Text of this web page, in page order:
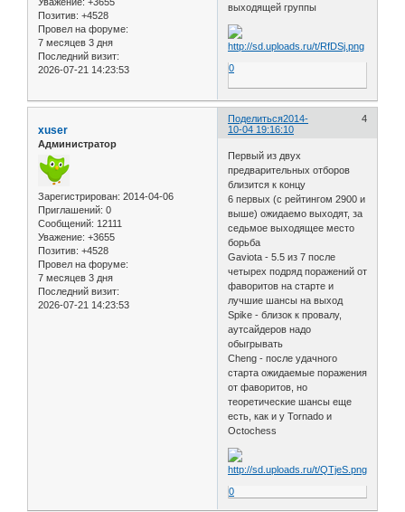
Позитив: +4528
Провел на форуме:
7 месяцев 3 дня
Последний визит:
2026-07-21 14:23:53
выходящей группы
0
Поделиться 4
2014-
10-04 19:16:10
xuser
Администратор
Зарегистрирован: 2014-04-06
Приглашений: 0
Сообщений: 12111
Уважение: +3655
Позитив: +4528
Провел на форуме:
7 месяцев 3 дня
Последний визит:
2026-07-21 14:23:53
Первый из двух
предварительных отборов
близится к концу
6 первых (с рейтингом 2900 и
выше) ожидаемо выходят, за
седьмое выходящее место
борьба
Gaviota - 5.5 из 7 после
четырех подряд поражений от
фаворитов на старте и
лучшие шансы на выход
Spike - близок к провалу,
аутсайдеров надо
обыгрывать
Cheng - после удачного
старта ожидаемые поражения
от фаворитов, но
теоретические шансы еще
есть, как и у Tornado и
Octochess
0